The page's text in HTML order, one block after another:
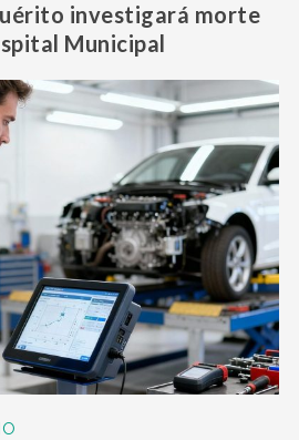
investigará morte
Municipal